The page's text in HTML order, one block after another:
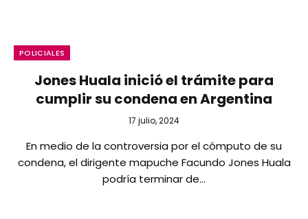
POLICIALES
Jones Huala inició el trámite para
cumplir su condena en Argentina
17 julio, 2024
En medio de la controversia por el cómputo de su
condena, el dirigente mapuche Facundo Jones Huala
podría terminar de…